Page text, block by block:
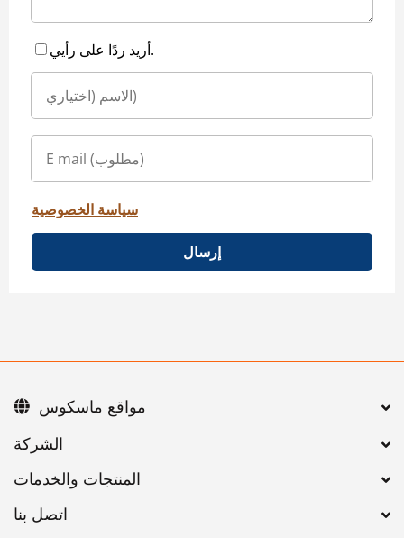
أريد ردًا على رأيي.
سياسة الخصوصية
إرسال
اتصل بنا
مواقع ماسكوس